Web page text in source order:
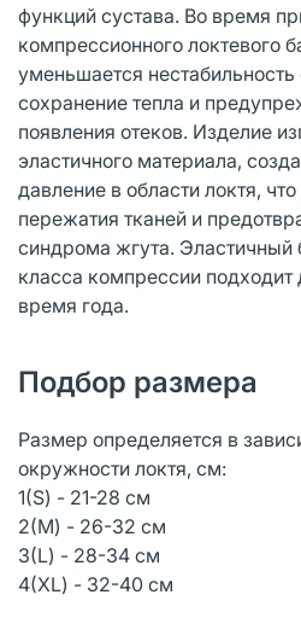
функций сустава. Во время
компрессионного локтевого
уменьшается нестабильность
сохранение тепла и
появления отеков. Изделие
эластичного материала,
давление в области локтя,
пережатия тканей и
синдрома жгута. Эластичный
класса компрессии
время года.
Подбор размера
Размер определяется в
окружности локтя, см:
1(S) - 21-28 см
2(M) - 26-32 см
3(L) - 28-34 см
4(XL) - 32-40 см